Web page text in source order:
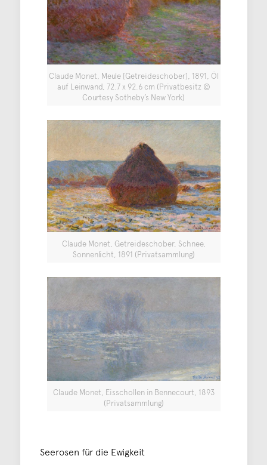
Claude Monet, Meule [Getreideschober], 1891, Öl
auf Leinwand, 72.7 x 92.6 cm (Privatbesitz ©
Courtesy Sotheby’s New York)
Claude Monet, Getreideschober, Schnee,
Sonnenlicht, 1891 (Privatsammlung)
Claude Monet, Eisschollen in Bennecourt, 1893
(Privatsammlung)
Seerosen für die Ewigkeit